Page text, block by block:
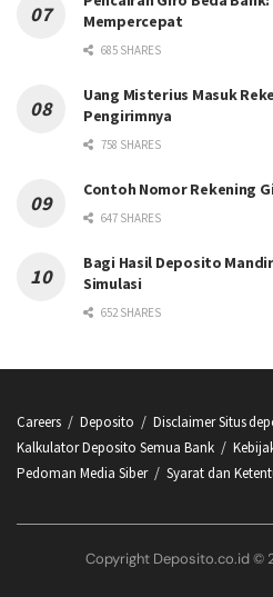
Mempercepat
685 SHARES
Uang Misterius Masuk
Pengirimnya
758 SHARES
Contoh Nomor Rekening
647 SHARES
Bagi Hasil Deposito
Simulasi
652 SHARES
Careers Deposito Disclaimer Situs
Kalkulator Deposito Semua Bank
Pedoman Media Siber
Syarat dan
Copyright Deposito.co.id ©